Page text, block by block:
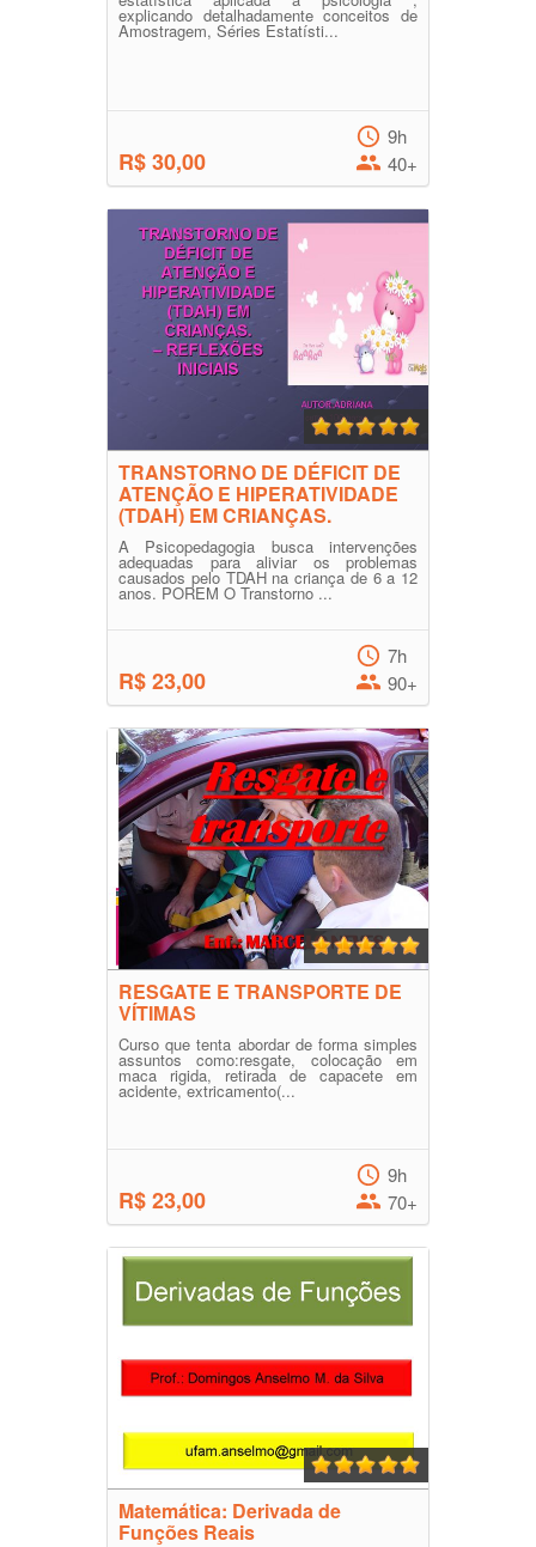
explicando detalhadamente conceitos de
Amostragem, Séries Estatísti...
R$ 30,00
9h
40+
TRANSTORNO DE DÉFICIT DE
ATENÇÃO E HIPERATIVIDADE
(TDAH) EM CRIANÇAS.
A Psicopedagogia busca intervenções
adequadas para aliviar os problemas
causados pelo TDAH na criança de 6 a 12
anos. POREM O Transtorno ...
R$ 23,00
7h
90+
RESGATE E TRANSPORTE DE
VÍTIMAS
Curso que tenta abordar de forma simples
assuntos como:resgate, colocação em
maca rigida, retirada de capacete em
acidente, extricamento(...
R$ 23,00
9h
70+
Matemática: Derivada de
Funções Reais